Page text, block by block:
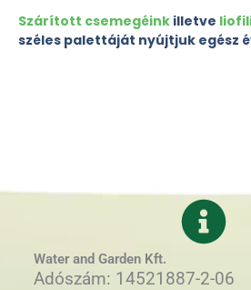
Szárított csemegéink illetve
széles palettáját nyújtjuk egész
Water and Garden Kft.
Adószám: 14521887-2-06